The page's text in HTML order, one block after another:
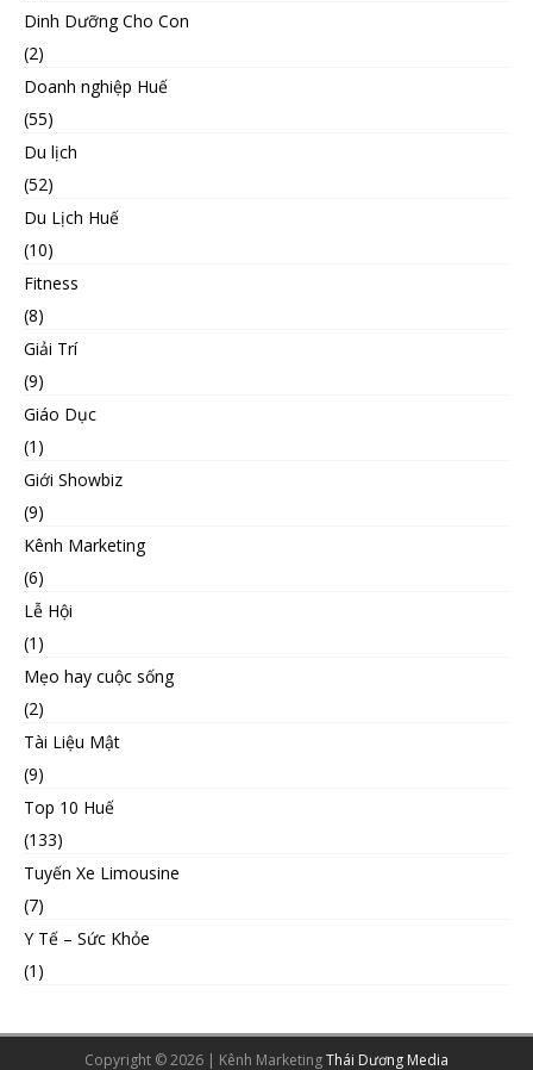
Dinh Dưỡng Cho Con
(2)
Doanh nghiệp Huế
(55)
Du lịch
(52)
Du Lịch Huế
(10)
Fitness
(8)
Giải Trí
(9)
Giáo Dục
(1)
Giới Showbiz
(9)
Kênh Marketing
(6)
Lễ Hội
(1)
Mẹo hay cuộc sống
(2)
Tài Liệu Mật
(9)
Top 10 Huế
(133)
Tuyến Xe Limousine
(7)
Y Tế – Sức Khỏe
(1)
Copyright © 2026 | Kênh MarketingThái Dương Media